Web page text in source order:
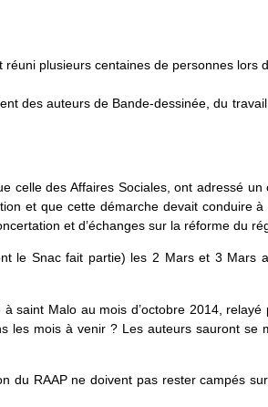
plusieurs centaines de personnes lors
des auteurs de Bande-dessinée, du
celle des Affaires Sociales, ont adressé
et que cette démarche devait
et d’échanges sur la réforme du
le Snac fait partie) les 2 Mars et 3
saint Malo au mois d’octobre 2014,
mois à venir ? Les auteurs sauront se
du RAAP ne doivent pas rester campés